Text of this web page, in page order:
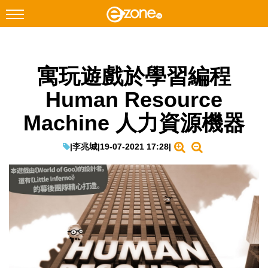
Facebook Instagram
網絡生活
教學評測
EduTech
IT Times
生成式AI與雲端應用
Enterprise Digital Transformation
寓玩遊戲於學習編程
Human Resource
Machine 人力資源機器
|李兆城|19-07-2021 17:28|